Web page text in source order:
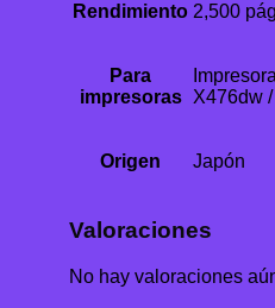
Rendimiento 2,500
Para
impresoras X476dw
Origen Japón
Valoraciones
No hay valoraciones